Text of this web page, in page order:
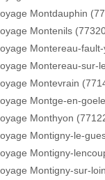
Montdauphin
Montenils
Montereau-
Montereau-sur-
Montevrain
Montge-en-
Monthyon
Montigny-le-
Montigny-
Montigny-sur-